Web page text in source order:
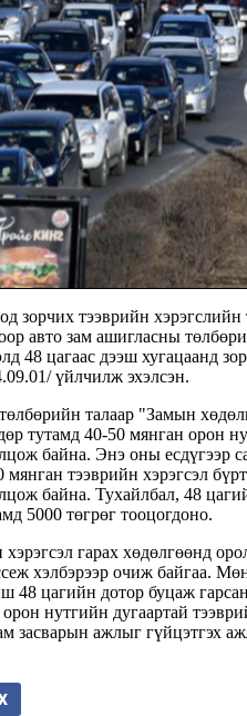
зорчих тээврийн
авто зам ашигласны
48 цагаас дээш хугацаанд
үйлчилж эхэлсэн.
талаар "Замын
тутамд 40-50 мянган орон
байна. Энэ оны есдүгээр
мянган тээврийн хэрэгсэл
байна. Тухайлбал, 48
5000 төгрөг тооцогдоно.
гарах хөдөлгөөнд
хэлбэрээр очиж байгаа.
48 цагийн дотор буцаж
нутгийн дугаартай
засварын ажлыг гүйцэтгэх